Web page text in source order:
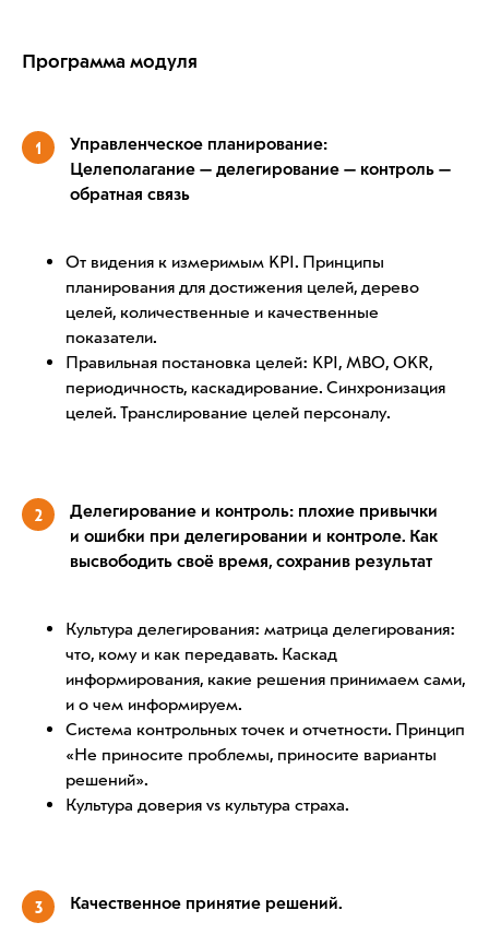
Программа модуля
1
Управленческое планирование:
Целеполагание — делегирование — контроль —
обратная связь
От видения к измеримым KPI. Принципы
планирования для достижения целей, дерево
целей, количественные и качественные
показатели.
Правильная постановка целей: KPI, MBO, OKR,
периодичность, каскадирование. Синхронизация
целей. Транслирование целей персоналу.
2
Делегирование и контроль: плохие привычки
и ошибки при делегировании и контроле. Как
высвободить своё время, сохранив результат
Культура делегирования: матрица делегирования:
что, кому и как передавать. Каскад
информирования, какие решения принимаем сами,
и о чем информируем.
Система контрольных точек и отчетности. Принцип
«Не приносите проблемы, приносите варианты
решений».
Культура доверия vs культура страха.
3 Качественное принятие решений.